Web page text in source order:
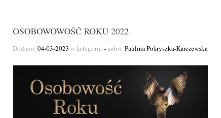
OSOBOWOWOŚĆ ROKU 2022
Dodano: 04-03-2023 w kategorii: -autor: Paulina Pokryszka-Karczewska